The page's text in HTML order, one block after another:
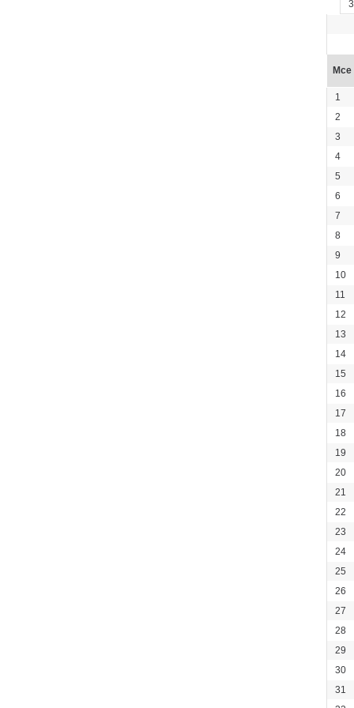
Mce
1
2
3
4
5
6
7
8
9
10
11
12
13
14
15
16
17
18
19
20
21
22
23
24
25
26
27
28
29
30
31